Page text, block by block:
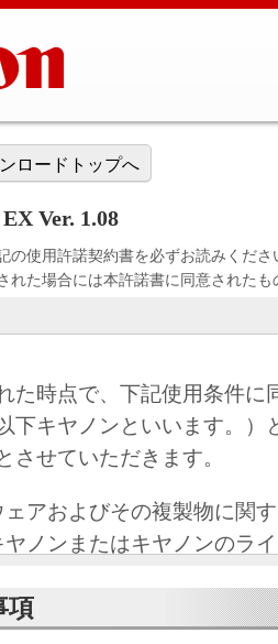
ロードトップへ
Ver. 1.08
の使用許諾契約書を必ずお読みくださ
れた場合には本許諾書に同意された
た時点で、下記使用条件に
下キヤノンといいます。）
させていただきます。
アおよびその複製物に関
ノンまたはキヤノンのラ
本ソフトウェアのユーザ
項